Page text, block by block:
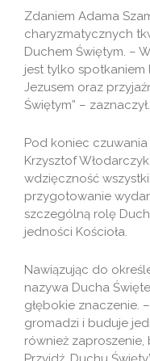
Zdaniem Adama
charyzmatycznych
Duchem Świętym. –
jest tylko spotkaniem
Jezusem oraz
Świętym” – zaznaczył.
Pod koniec
Krzysztof
wdzięczność
przygotowanie
szczególną rolę
jedności Kościoła.
Nawiązując do
nazywa Ducha
głębokie znaczenie.
gromadzi i buduje
również zaproszenie,